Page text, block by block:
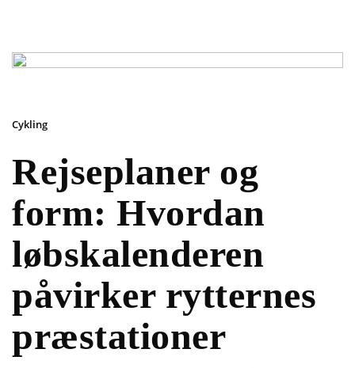
Rejseplaner og
form: Hvordan
løbskalenderen
påvirker rytternes
præstationer
Cykling